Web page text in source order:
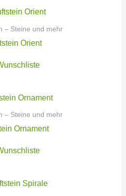
– Steine und mehr
Orient
– Steine und mehr
Ornament